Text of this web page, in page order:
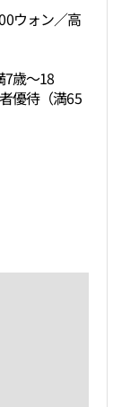
ウォン／高
歳～18
優待（満65